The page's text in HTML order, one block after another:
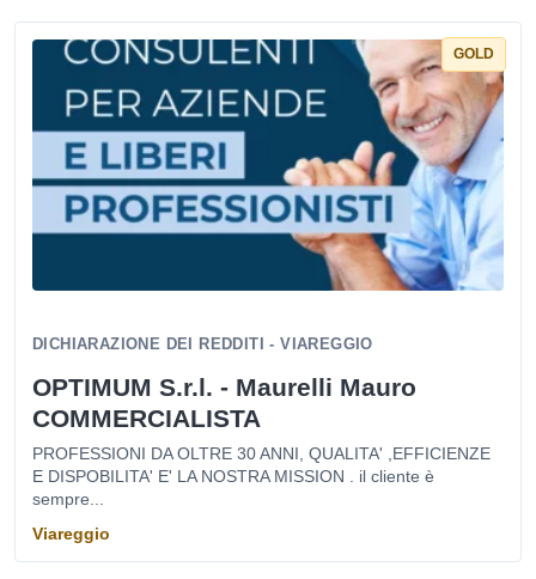
GOLD
DICHIARAZIONE DEI REDDITI - VIAREGGIO
OPTIMUM S.r.l. - Maurelli Mauro
COMMERCIALISTA
PROFESSIONI DA OLTRE 30 ANNI, QUALITA' ,EFFICIENZE
E DISPOBILITA' E' LA NOSTRA MISSION . il cliente è
sempre...
Viareggio